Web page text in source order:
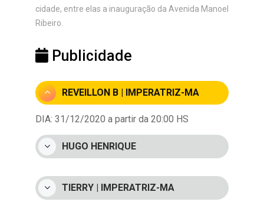
cidade, entre elas a inauguração da Avenida Manoel
Ribeiro.
Publicidade
REVEILLON B | IMPERATRIZ-MA
DIA: 31/12/2020 a partir da 20:00 HS
HUGO HENRIQUE
TIERRY | IMPERATRIZ-MA